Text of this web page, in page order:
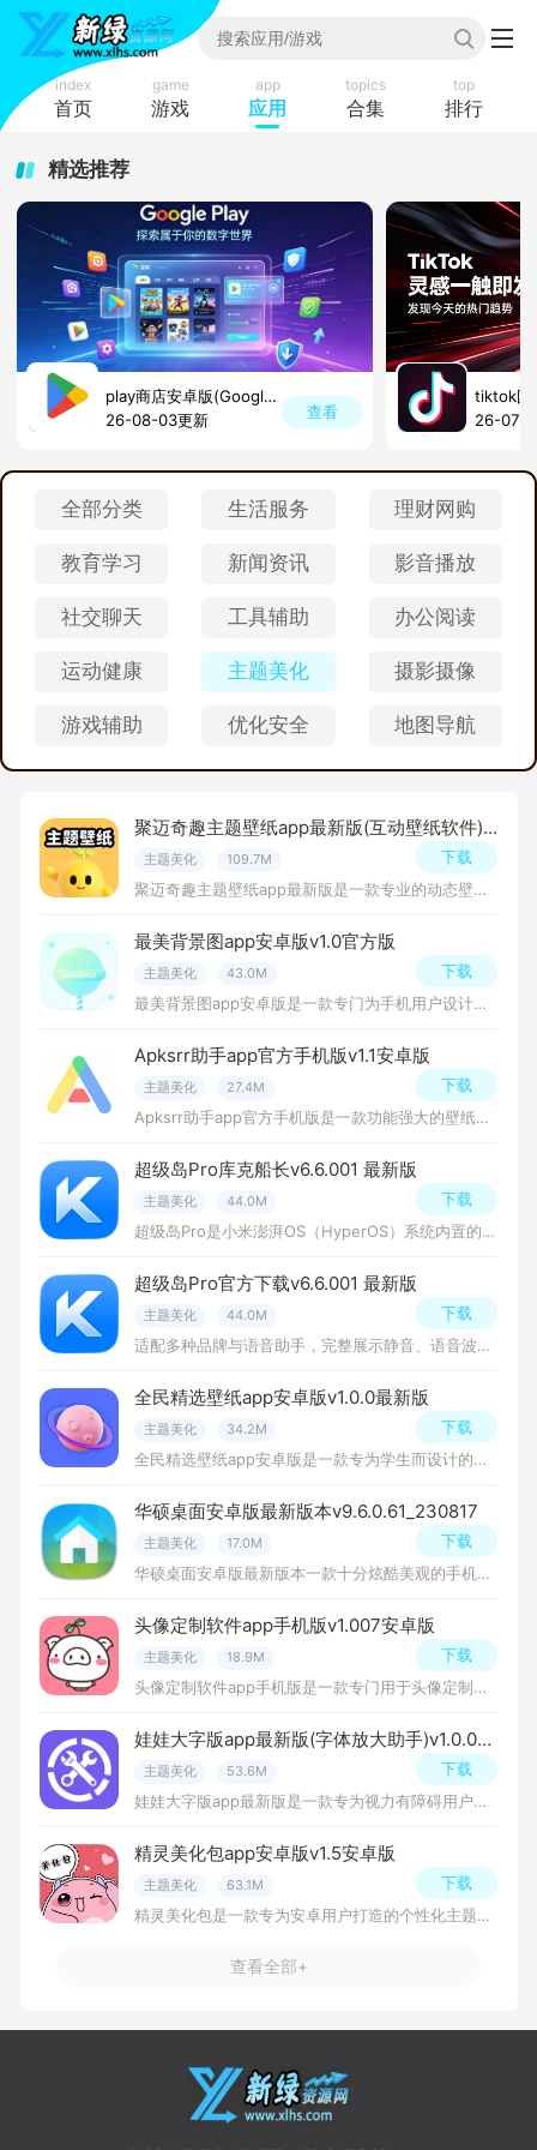
index
首页
game
游戏
app
应用
topics
合集
top
排行
精选推荐
play商店安卓版(GooglePlay商店)
26-08-03更新
查看
tiktok国
26-07-
全部分类 生活服务 理财网购
教育学习 新闻资讯 影音播放
社交聊天 工具辅助 办公阅读
运动健康 主题美化 摄影摄像
游戏辅助 优化安全 地图导航
聚迈奇趣主题壁纸app最新版(互动壁纸软件)v1.7.0安卓版
主题美化 109.7M
聚迈奇趣主题壁纸app最新版是一款专业的动态壁纸应用，它能够为用户提供丰富、有趣的动态壁纸资源，这款软件采用了先进的技术和设计理念，能够实现多种动态效果和交互方式，让用户的手机屏幕变得更加生动有趣。
下载
最美背景图app安卓版v1.0官方版
主题美化 43.0M
最美背景图app安卓版是一款专门为手机用户设计的应用程序，提供了各种精美绝伦的背景图供用户选择，无论是想要一个动态的背景图还是一张静态的壁纸，用户都能在这款软件中找到心仪的背景图。
下载
Apksrr助手app官方手机版v1.1安卓版
主题美化 27.4M
Apksrr助手app官方手机版是一款功能强大的壁纸应用程序，能够帮助用户实现个性化的手机壁纸设置，无论是美丽的自然风光、迷人的城市风景、可爱的动物图案、激情四溢的体育场景。
下载
超级岛Pro库克船长v6.6.001 最新版
主题美化 44.0M
超级岛Pro是小米澎湃OS（HyperOS）系统内置的“小米超级岛”功能，它并非一个独立的App，而是深度集成于系统中的创新通知交互模块。该功能在屏幕顶部开辟一个独立展示区域，用于持续呈现后台服务的关键信息与进度状态
下载
超级岛Pro官方下载v6.6.001 最新版
主题美化 44.0M
适配多种品牌与语音助手，完整展示静音、语音波动、液态玻璃、彩色光带和底部光影。
下载
全民精选壁纸app安卓版v1.0.0最新版
主题美化 34.2M
全民精选壁纸app安卓版是一款专为学生而设计的实用应用程序，旨在提供便捷的校园生活服务和资源，无论是课程管理，社交互动还是信息获取，这款软件都能满足学生们的各种需求。
下载
华硕桌面安卓版最新版本v9.6.0.61_230817
主题美化 17.0M
华硕桌面安卓版最新版本一款十分炫酷美观的手机桌面管理软件，该软件旨在提供一个集中管理和个性化定制桌面壁纸主题，帮助用户更好地管理自己的安卓手机桌面，还是挺不错的！
下载
头像定制软件app手机版v1.007安卓版
主题美化 18.9M
头像定制软件app手机版是一款专门用于头像定制和制作的应用程序，它集成了多个头像设计和制作功能，可以帮助用户快速制作出符合自己需求的头像，提高个人形象和个性化程度。
下载
娃娃大字版app最新版(字体放大助手)v1.0.0手机版
主题美化 53.6M
娃娃大字版app最新版是一款专为视力有障碍用户设计的实用工具，它提供了方便快捷的文字放大功能，帮助用户更清晰地阅读和识别各种文字内容。
下载
精灵美化包app安卓版v1.5安卓版
主题美化 63.1M
精灵美化包是一款专为安卓用户打造的个性化主题美化工具，集成海量高清壁纸、动态主题、创意图标包、字体样式及小组件库，支持一键深度定制手机界面。通过AI智能推荐与DIY创作社区。
下载
查看全部+